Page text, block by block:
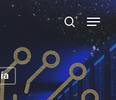
search
Menu
Close
Menu